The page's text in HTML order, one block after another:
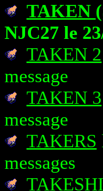
TAKEN
NJC27 le
TAKEN 2
message
TAKEN 3
message
TAKERS
messages